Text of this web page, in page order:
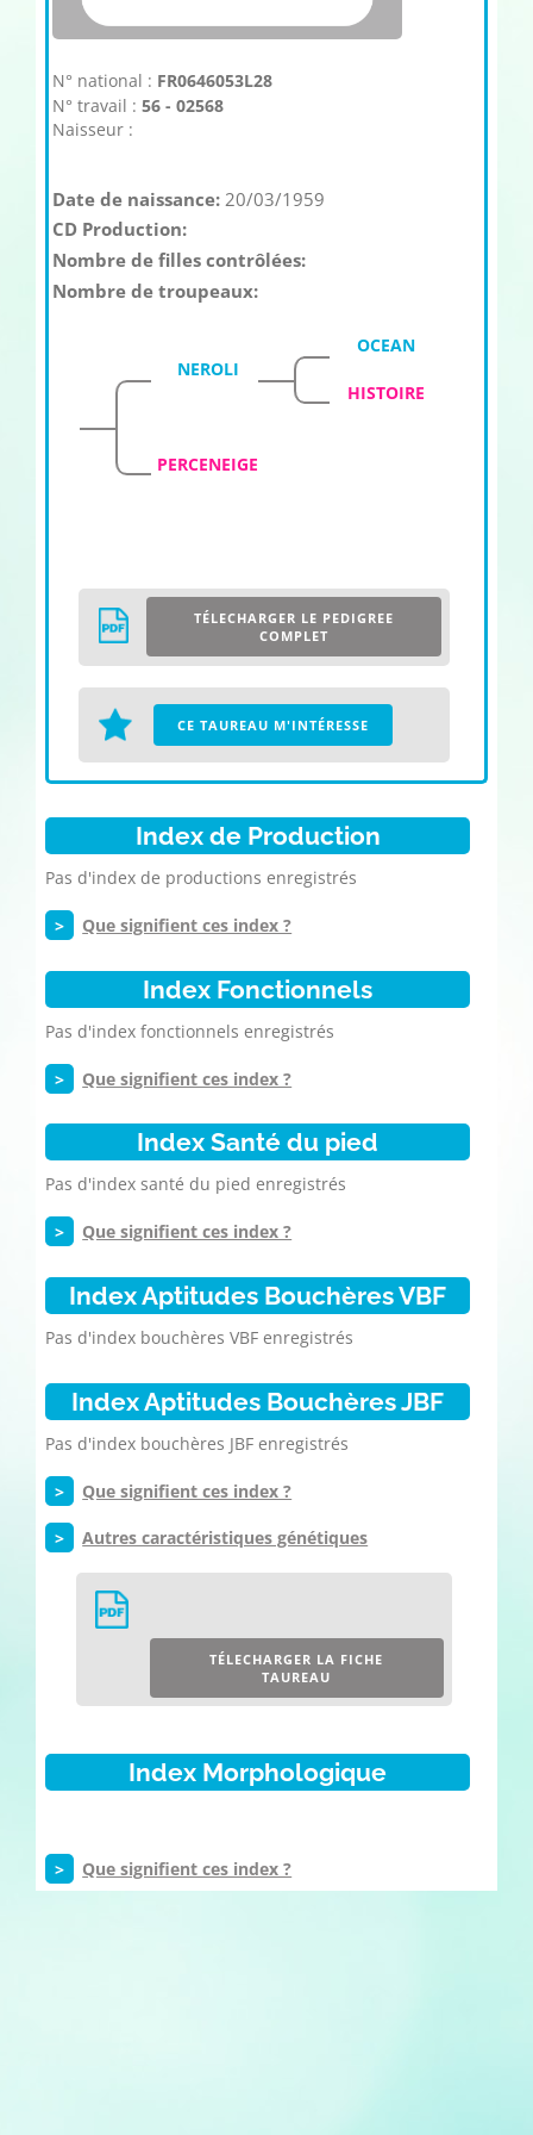
N° national : FR0646053L28
N° travail : 56 - 02568
Naisseur :
Date de naissance:20/03/1959
CD Production:
Nombre de filles contrôlées:
Nombre de troupeaux:
NEROLI
OCEAN
HISTOIRE
PERCENEIGE
TÉLECHARGER LE PEDIGREE
COMPLET
CE TAUREAU M'INTÉRESSE
Index de Production
Pas d'index de productions enregistrés
> Que signifient ces index ?
Index Fonctionnels
Pas d'index fonctionnels enregistrés
> Que signifient ces index ?
Index Santé du pied
Pas d'index santé du pied enregistrés
> Que signifient ces index ?
Index Aptitudes Bouchères VBF
Pas d'index bouchères VBF enregistrés
Index Aptitudes Bouchères JBF
Pas d'index bouchères JBF enregistrés
> Que signifient ces index ?
> Autres caractéristiques génétiques
TÉLECHARGER LA FICHE
TAUREAU
Index Morphologique
> Que signifient ces index ?